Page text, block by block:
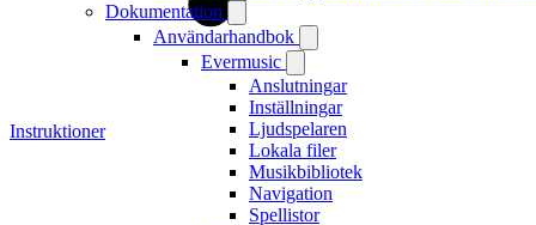
Dokumentation
Användarhandbok
Evermusic
Anslutningar
Inställningar
Ljudspelaren
Lokala filer
Musikbibliotek
Navigation
Spellistor
Instruktioner